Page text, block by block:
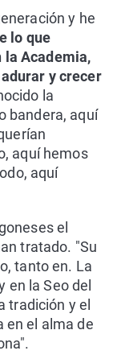
y he
lo que
Academia,
y crecer
la
bandera, aquí
aquí hemos
aquí
el
tratado. "Su
tanto en. La
en la Seo del
tradición y el
en el alma de